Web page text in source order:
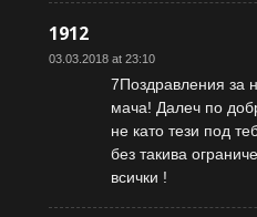
1912
03.03.2018 at 23:10
7Поздравления за
мача! Далеч по
не като тези под
без такива
всички !